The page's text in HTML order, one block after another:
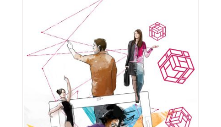
Menu principal
Programmes
Formation continue
Admissions
La vie à Dawson
Qui vous êtes